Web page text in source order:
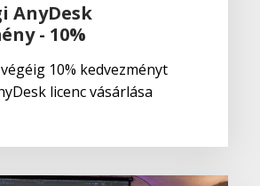
AnyDesk
- 10%
10% kedvezményt
licenc vásárlása